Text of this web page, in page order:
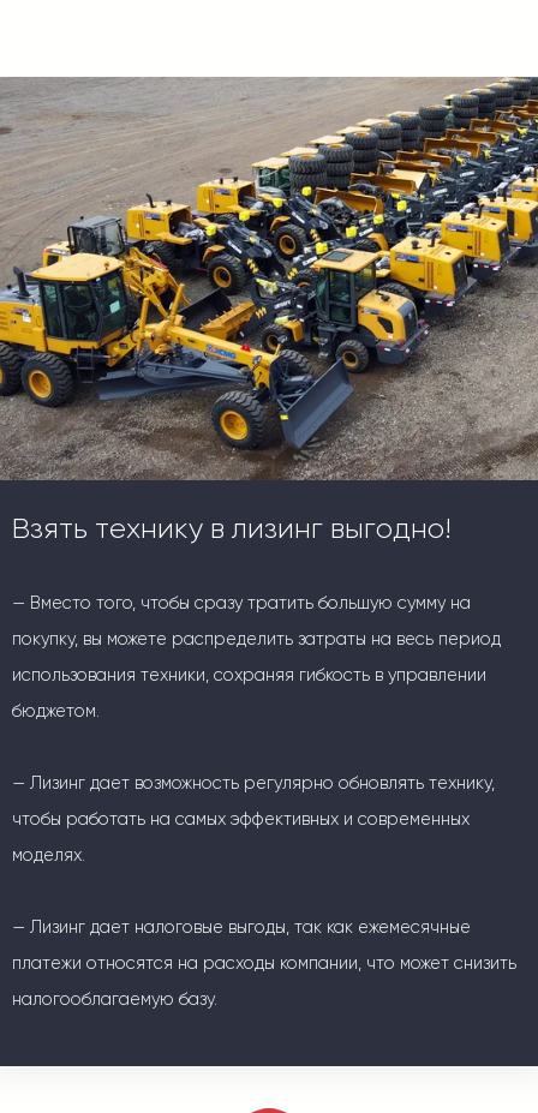
Взять технику в лизинг выгодно!
— Вместо того, чтобы сразу тратить большую сумму на
покупку, вы можете распределить затраты на весь период
использования техники, сохраняя гибкость в управлении
бюджетом.
— Лизинг дает возможность регулярно обновлять технику,
чтобы работать на самых эффективных и современных
моделях.
— Лизинг дает налоговые выгоды, так как ежемесячные
платежи относятся на расходы компании, что может снизить
налогооблагаемую базу.